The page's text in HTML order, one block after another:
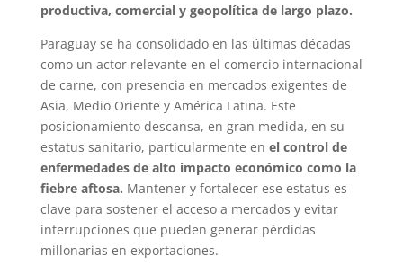
productiva, comercial y geopolítica de largo plazo.
Paraguay se ha consolidado en las últimas décadas
como un actor relevante en el comercio internacional
de carne, con presencia en mercados exigentes de
Asia, Medio Oriente y América Latina. Este
posicionamiento descansa, en gran medida, en su
estatus sanitario, particularmente en el control de
enfermedades de alto impacto económico como la
fiebre aftosa. Mantener y fortalecer ese estatus es
clave para sostener el acceso a mercados y evitar
interrupciones que pueden generar pérdidas
millonarias en exportaciones.